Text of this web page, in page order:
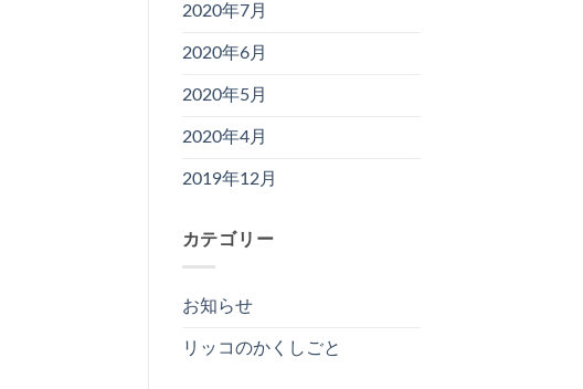
2020年7月
2020年6月
2020年5月
2020年4月
2019年12月
カテゴリー
お知らせ
リッコのかくしごと